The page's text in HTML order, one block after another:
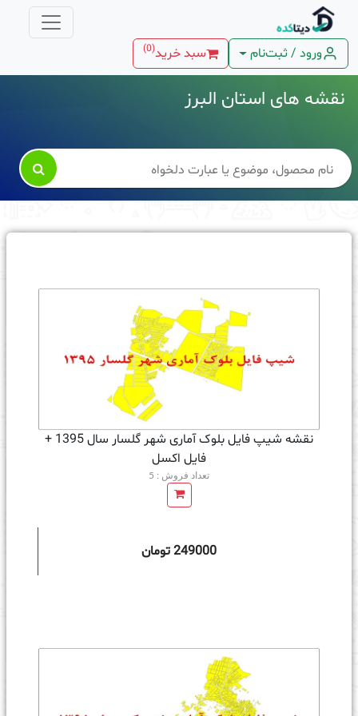
ورود / ثبت‌نام سبد خرید(
0
)
نقشه های استان البرز

نقشه شیپ فایل بلوک آماری شهر گلسار سال 1395 +
فايل اكسل
تعداد فروش : 5
249000 تومان